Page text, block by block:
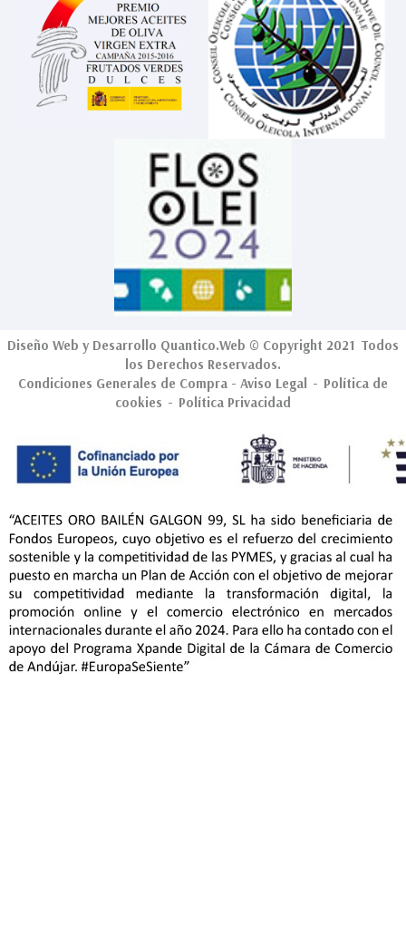
Diseño Web y Desarrollo Quantico.Web © Copyright 2021 Todos
los Derechos Reservados.
Condiciones Generales de Compra - Aviso Legal - Política de
cookies - Política Privacidad